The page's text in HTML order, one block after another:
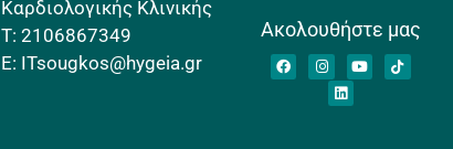
Καρδιολογικής Κλινικής
Τ: 2106867349
E: ITsougkos@hygeia.gr
Ακολουθήστε μας